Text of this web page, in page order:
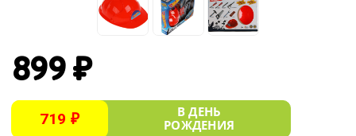
899 ₽
719 ₽
В ДЕНЬ
РОЖДЕНИЯ